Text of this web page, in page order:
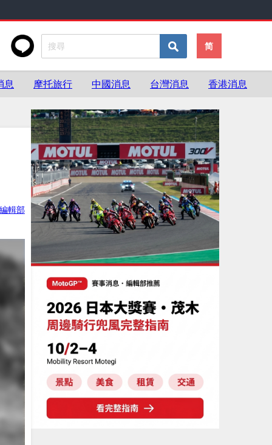
简
息 摩托旅行 中國消息 台灣消息 香港消息
輯部